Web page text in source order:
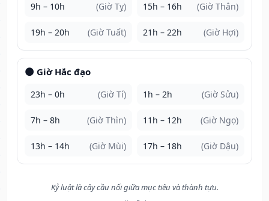
9h – 10h (Giờ Tỵ) 15h – 16h (Giờ Thân)
19h – 20h (Giờ Tuất) 21h – 22h (Giờ Hợi)
🌑 Giờ Hắc đạo
23h – 0h (Giờ Tí) 1h – 2h (Giờ Sửu)
7h – 8h (Giờ Thìn) 11h – 12h (Giờ Ngọ)
13h – 14h (Giờ Mùi) 17h – 18h (Giờ Dậu)
Kỷ luật là cây cầu nối giữa mục tiêu và thành tựu.